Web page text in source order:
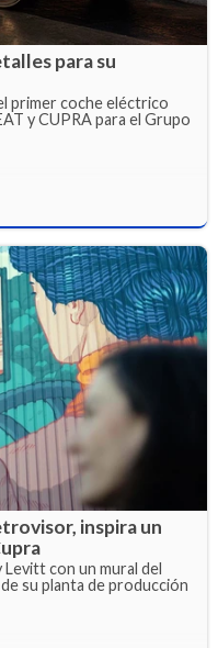
para su
primer coche eléctrico
y CUPRA para el Grupo
inspira un
con un mural del
su planta de producción